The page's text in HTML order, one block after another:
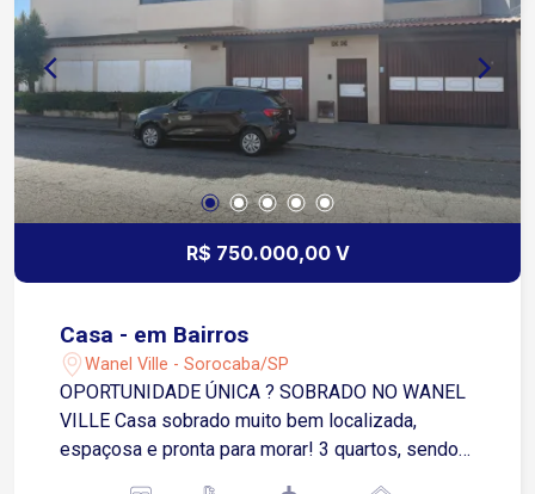
R$ 750.000,00 V
Casa - em Bairros
Wanel Ville - Sorocaba/SP
OPORTUNIDADE ÚNICA ? SOBRADO NO WANEL
VILLE Casa sobrado muito bem localizada,
espaçosa e pronta para morar! 3 quartos, sendo 1